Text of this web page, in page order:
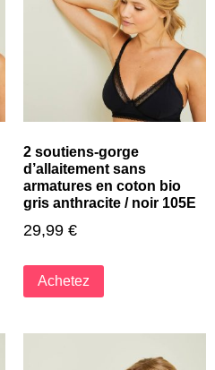
2 soutiens-gorge
d’allaitement sans
armatures en coton bio
gris anthracite / noir 105E
29,99 €
Achetez